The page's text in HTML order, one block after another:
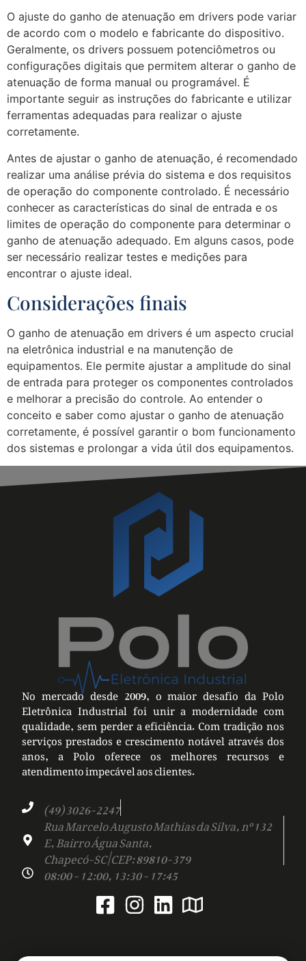
O ajuste do ganho de atenuação em drivers pode variar
de acordo com o modelo e fabricante do dispositivo.
Geralmente, os drivers possuem potenciômetros ou
configurações digitais que permitem alterar o ganho de
atenuação de forma manual ou programável. É
importante seguir as instruções do fabricante e utilizar
ferramentas adequadas para realizar o ajuste
corretamente.
Antes de ajustar o ganho de atenuação, é recomendado
realizar uma análise prévia do sistema e dos requisitos
de operação do componente controlado. É necessário
conhecer as características do sinal de entrada e os
limites de operação do componente para determinar o
ganho de atenuação adequado. Em alguns casos, pode
ser necessário realizar testes e medições para
encontrar o ajuste ideal.
Considerações finais
O ganho de atenuação em drivers é um aspecto crucial
na eletrônica industrial e na manutenção de
equipamentos. Ele permite ajustar a amplitude do sinal
de entrada para proteger os componentes controlados
e melhorar a precisão do controle. Ao entender o
conceito e saber como ajustar o ganho de atenuação
corretamente, é possível garantir o bom funcionamento
dos sistemas e prolongar a vida útil dos equipamentos.
No mercado desde 2009, o maior desafio da Polo
Eletrônica Industrial foi unir a modernidade com
qualidade, sem perder a eficiência. Com tradição nos
serviços prestados e crescimento notável através dos
anos, a Polo oferece os melhores recursos e
atendimento impecável aos clientes.
(49) 3026-2247
Rua Marcelo Augusto Mathias da Silva, nº 132
E, Bairro Água Santa,
Chapecó-SC | CEP: 89810-379
08:00 - 12:00, 13:30 - 17:45